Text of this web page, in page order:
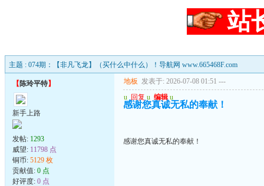
站
主题 : 074期：【非凡飞龙】（买什么中什么）！导航网 www.665468F.com
【 陈玲平特】
新手上路
发帖: 1293
威望: 11798 点
铜币: 5129 枚
贡献值: 0 点
好评度: 0 点
地板 发表于: 2026-07-08 01:51 ---
u 回复 u 编辑 u
感谢您真诚无私的奉献！
感谢您真诚无私的奉献！